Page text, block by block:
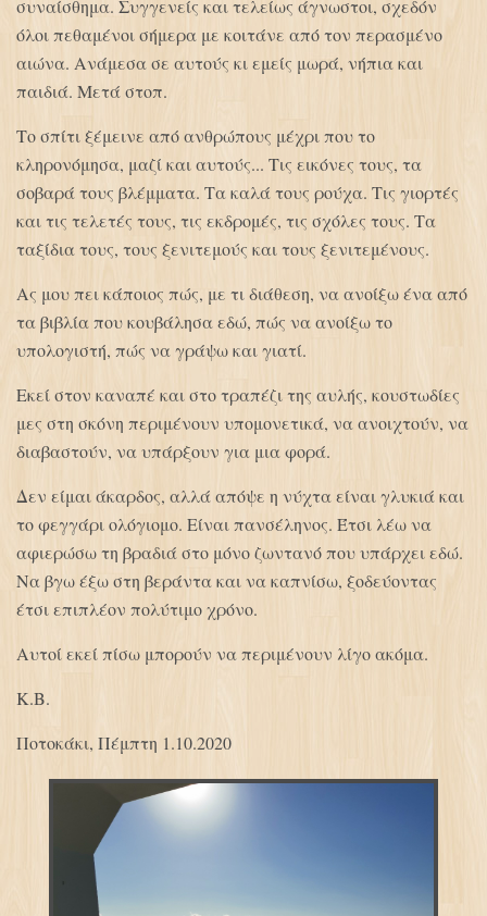
συναίσθημα. Συγγενείς και τελείως άγνωστοι, σχεδόν
όλοι πεθαμένοι σήμερα με κοιτάνε από τον περασμένο
αιώνα. Ανάμεσα σε αυτούς κι εμείς μωρά, νήπια και
παιδιά. Μετά στοπ.
Το σπίτι ξέμεινε από ανθρώπους μέχρι που το
κληρονόμησα, μαζί και αυτούς... Τις εικόνες τους, τα
σοβαρά τους βλέμματα. Τα καλά τους ρούχα. Τις γιορτές
και τις τελετές τους, τις εκδρομές, τις σχόλες τους. Τα
ταξίδια τους, τους ξενιτεμούς και τους ξενιτεμένους.
Ας μου πει κάποιος πώς, με τι διάθεση, να ανοίξω ένα από
τα βιβλία που κουβάλησα εδώ, πώς να ανοίξω το
υπολογιστή, πώς να γράψω και γιατί.
Εκεί στον καναπέ και στο τραπέζι της αυλής, κουστωδίες
μες στη σκόνη περιμένουν υπομονετικά, να ανοιχτούν, να
διαβαστούν, να υπάρξουν για μια φορά.
Δεν είμαι άκαρδος, αλλά απόψε η νύχτα είναι γλυκιά και
το φεγγάρι ολόγιομο. Είναι πανσέληνος. Έτσι λέω να
αφιερώσω τη βραδιά στο μόνο ζωντανό που υπάρχει εδώ.
Να βγω έξω στη βεράντα και να καπνίσω, ξοδεύοντας
έτσι επιπλέον πολύτιμο χρόνο.
Αυτοί εκεί πίσω μπορούν να περιμένουν λίγο ακόμα.
Κ.Β.
Ποτοκάκι, Πέμπτη 1.10.2020